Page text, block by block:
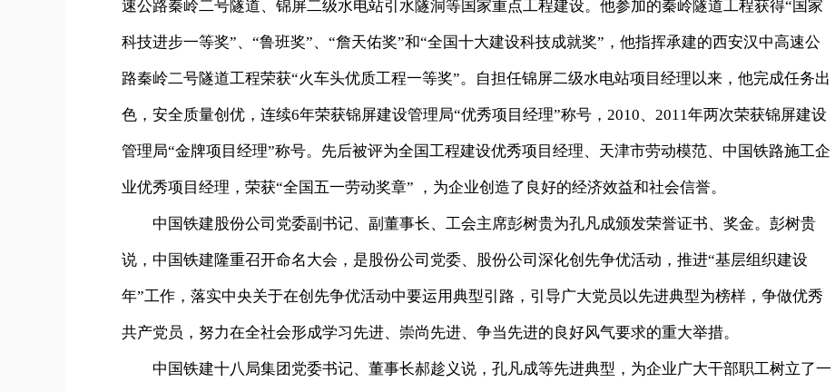
速公路秦岭二号隧道、锦屏二级水电站引水隧洞等国家重点工程建设。他参加的秦岭隧道工程获得“国家
科技进步一等奖”、“鲁班奖”、“詹天佑奖”和“全国十大建设科技成就奖”，他指挥承建的西安汉中高速公
路秦岭二号隧道工程荣获“火车头优质工程一等奖”。自担任锦屏二级水电站项目经理以来，他完成任务出
色，安全质量创优，连续6年荣获锦屏建设管理局“优秀项目经理”称号，2010、2011年两次荣获锦屏建设
管理局“金牌项目经理”称号。先后被评为全国工程建设优秀项目经理、天津市劳动模范、中国铁路施工企
业优秀项目经理，荣获“全国五一劳动奖章” ，为企业创造了良好的经济效益和社会信誉。
中国铁建股份公司党委副书记、副董事长、工会主席彭树贵为孔凡成颁发荣誉证书、奖金。彭树贵
说，中国铁建隆重召开命名大会，是股份公司党委、股份公司深化创先争优活动，推进“基层组织建设
年”工作，落实中央关于在创先争优活动中要运用典型引路，引导广大党员以先进典型为榜样，争做优秀
共产党员，努力在全社会形成学习先进、崇尚先进、争当先进的良好风气要求的重大举措。
中国铁建十八局集团党委书记、董事长郝趁义说，孔凡成等先进典型，为企业广大干部职工树立了一